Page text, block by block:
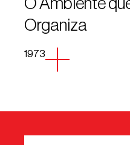
Organiza
1973